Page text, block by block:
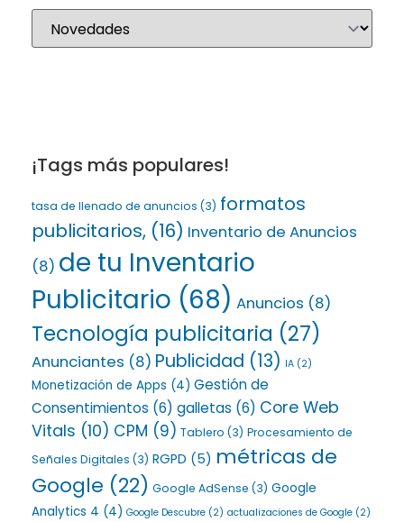
¡Tags más populares!
tasa de llenado de anuncios (3) formatos
publicitarios, (16) Inventario de Anuncios
(8) de tu Inventario
Publicitario (68) Anuncios (8)
Tecnología publicitaria (27)
Anunciantes (8) Publicidad (13) IA (2)
Monetización de Apps (4) Gestión de
Consentimientos (6) galletas (6) Core Web
Vitals (10) CPM (9) Tablero (3) Procesamiento de
Señales Digitales (3) RGPD (5) métricas de
Google (22) Google AdSense (3) Google
Analytics 4 (4) Google Descubre (2) actualizaciones de Google (2)